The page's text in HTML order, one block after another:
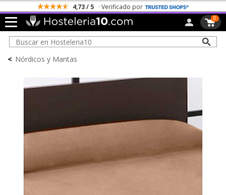
4,73 / 5 · Verificado por
0
< Nórdicos y Mantas